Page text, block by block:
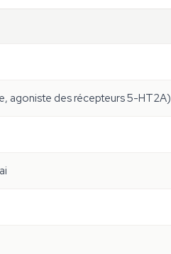
agoniste des récepteurs 5-HT2A)